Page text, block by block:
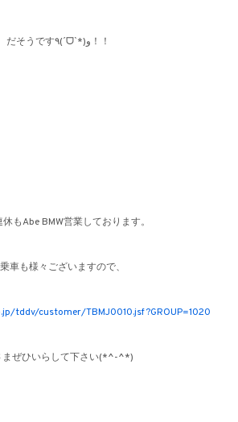
だそうです ٩(ˊᗜˋ*)و！！
もAbe BMW営業しております。
車も様々ございますので、
tddv/customer/TBMJ0010.jsf?GROUP=1020
まぜひいらして下さい(*^-^*)